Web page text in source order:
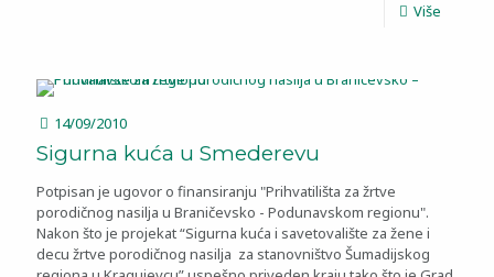
Više
14/09/2010
Sigurna kuća u Smederevu
Potpisan je ugovor o finansiranju "Prihvatilišta za žrtve
porodičnog nasilja u Braničevsko - Podunavskom regionu".
Nakon što je projekat “Sigurna kuća i savetovalište za žene i
decu žrtve porodičnog nasilja za stanovništvo Šumadijskog